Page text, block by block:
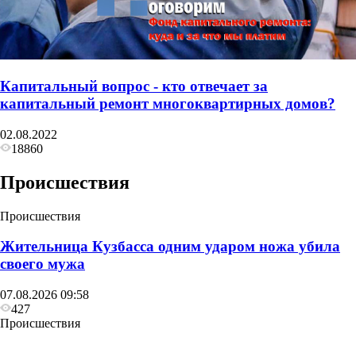
Капитальный вопрос - кто отвечает за
капитальный ремонт многоквартирных домов?
02.08.2022
18860
Происшествия
Происшествия
Жительница Кузбасса одним ударом ножа убила
своего мужа
07.08.2026 09:58
427
Происшествия